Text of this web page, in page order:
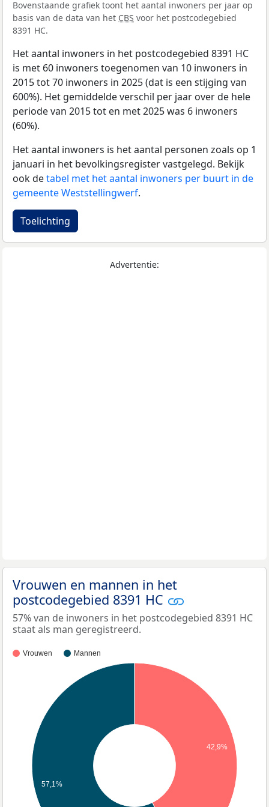
Bovenstaande grafiek toont het aantal inwoners per jaar op
basis van de data van het CBS voor het postcodegebied
8391 HC.
Het aantal inwoners in het postcodegebied 8391 HC
is met 60 inwoners toegenomen van 10 inwoners in
2015 tot 70 inwoners in 2025 (dat is een stijging van
600%). Het gemiddelde verschil per jaar over de hele
periode van 2015 tot en met 2025 was 6 inwoners
(60%).
Het aantal inwoners is het aantal personen zoals op 1
januari in het bevolkingsregister vastgelegd. Bekijk
ook detabel met het aantal inwoners per buurt in de
gemeente Weststellingwerf.
Toelichting
Advertentie:
Vrouwen en mannen in het
postcodegebied 8391 HC
57% van de inwoners in het postcodegebied 8391 HC
staat als man geregistreerd.
Vrouwen Mannen
42,9%
57,1%